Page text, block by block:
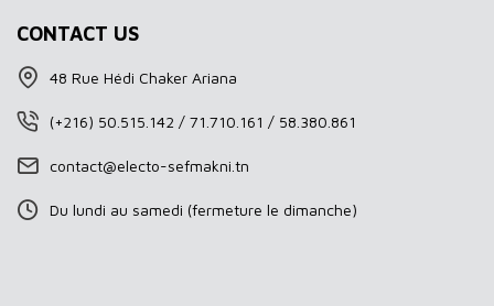
CONTACT US
48 Rue Hédi Chaker Ariana
(+216) 50.515.142 / 71.710.161 / 58.380.861
contact@electo-sefmakni.tn
Du lundi au samedi (fermeture le dimanche)